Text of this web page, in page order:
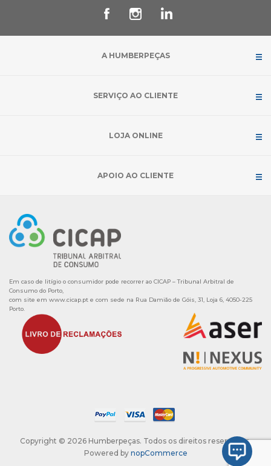
A HUMBERPEÇAS
SERVIÇO AO CLIENTE
LOJA ONLINE
APOIO AO CLIENTE
Em caso de litígio o consumidor pode recorrer ao CICAP – Tribunal Arbitral de
Consumo do Porto,
com site em www.cicap.pt e com sede na Rua Damião de Góis, 31, Loja 6, 4050-225
Porto.
Copyright © 2026 Humberpeças. Todos os direitos reservados.
Powered by nopCommerce